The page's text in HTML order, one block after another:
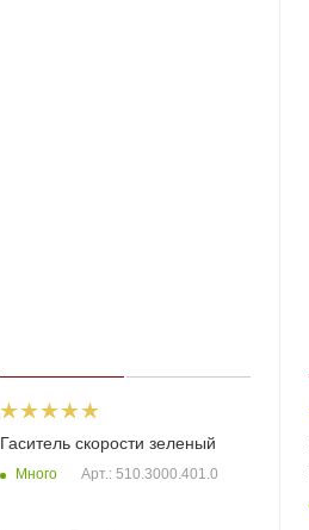
Гаситель скорости зеленый
Много Арт.: 510.3000.401.0